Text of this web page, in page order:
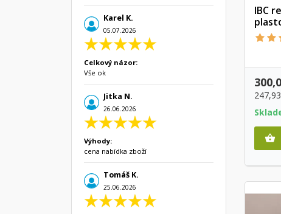
Karel K.
05.07.2026
Celkový názor:
Vše ok
Jitka N.
26.06.2026
Výhody:
cena nabídka zboží
Tomáš K.
25.06.2026
IBC
